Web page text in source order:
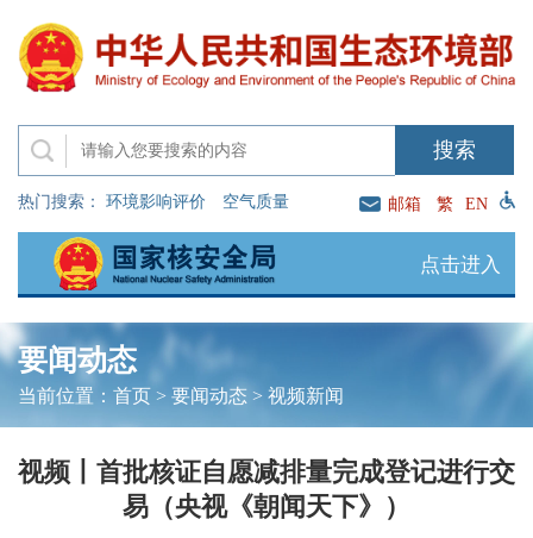
热门搜索： 环境影响评价 空气质量 邮箱 繁 EN
点击进入
要闻动态
当前位置： 首页> 要闻动态 > 视频新闻
视频丨首批核证自愿减排量完成登记进行交
易（央视《朝闻天下》）